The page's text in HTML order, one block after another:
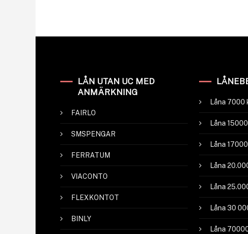
LÅN UTAN UC MED
ANMÄRKNING
FAIRLO
SMSPENGAR
FERRATUM
VIACONTO
FLEXKONTOT
BINLY
Låna 7000
Låna
Låna
Låna
Låna
Låna 30
Låna